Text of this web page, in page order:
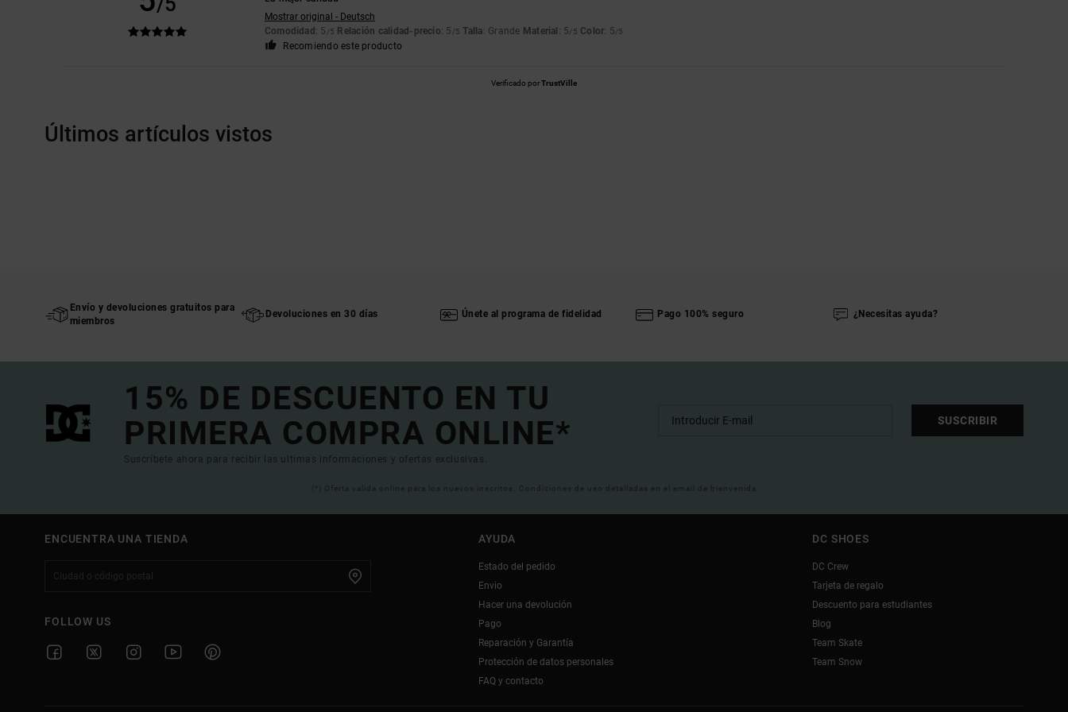
Mostrar original - Deutsch
Comodidad: 5 /5 Relación calidad-precio: 5 /5 Talla: Grande Material : 5/5 Color: 5/5
Recomiendo este producto
Verificado porTrustVille
Últimos artículos vistos
Envío y devoluciones gratuitos para
miembros
Devoluciones en 30 días Únete al programa de fidelidad Pago 100% seguro ¿Necesitas ayuda?
15% DE DESCUENTO EN TU
PRIMERA COMPRA ONLINE*
Suscríbete ahora para recibir las ultimas informaciones y ofertas exclusivas.
SUSCRIBIR
(*) Oferta valida online para los nuevos inscritos. Condiciones de uso detalladas en el email de bienvenida
ENCUENTRA UNA TIENDA
FOLLOW US
AYUDA
Estado del pedido
Envio
Hacer una devolución
Pago
Reparación y Garantía
Protección de datos personales
FAQ y contacto
DC SHOES
DC Crew
Tarjeta de regalo
Descuento para estudiantes
Blog
Team Skate
Team Snow